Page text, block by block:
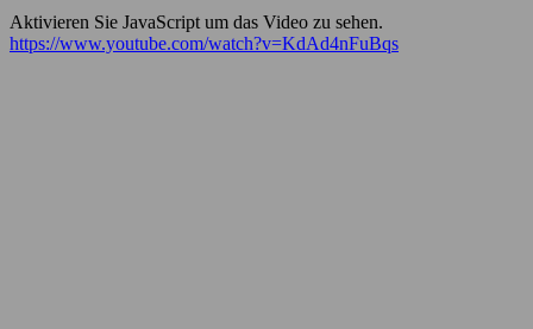
Aktivieren Sie JavaScript um das Video zu sehen.
https://www.youtube.com/watch?v=KdAd4nFuBqs